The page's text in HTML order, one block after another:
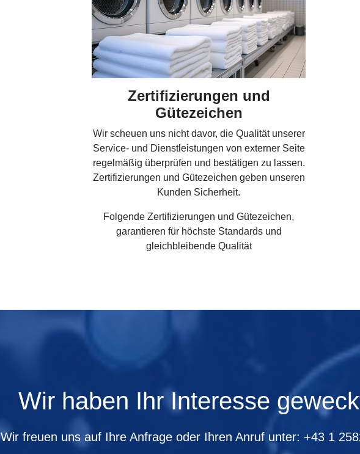
Zertifizierungen und
Gütezeichen
Wir scheuen uns nicht davor, die Qualität unserer
Service- und Dienstleistungen von externer Seite
regelmäßig überprüfen und bestätigen zu lassen.
Zertifizierungen und Gütezeichen geben unseren
Kunden Sicherheit.
Folgende Zertifizierungen und Gütezeichen,
garantieren für höchste Standards und
gleichbleibende Qualität
Wir haben Ihr Interesse
Wir freuen uns auf Ihre Anfrage oder Ihren Anruf unter: +43 1